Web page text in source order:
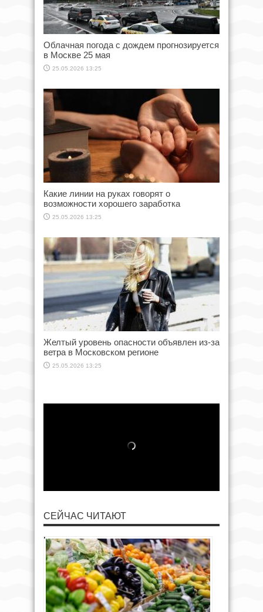
Облачная погода с дождем прогнозируется
в Москве 25 мая
25.05.2026 13:25
Какие линии на руках говорят о
возможности хорошего заработка
25.05.2026 13:25
Желтый уровень опасности объявлен из-за
ветра в Московском регионе
25.05.2026 13:25
СЕЙЧАС ЧИТАЮТ